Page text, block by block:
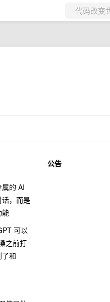
的 AI
，而是
能
可以
之前打
和
公告